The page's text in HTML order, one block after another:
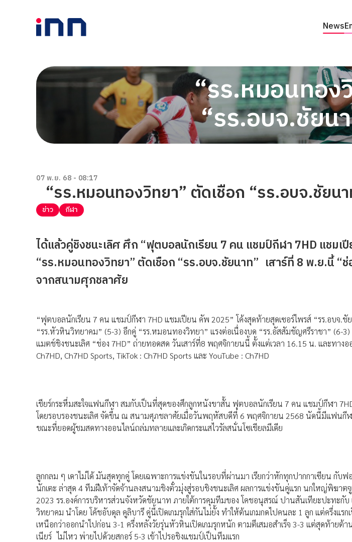
News
“รร.หมอนทอง
“รร.อบจ.ชัย
07 พ.ย. 68 - 08:17
“รร.หมอนทองวิทยา” ตัดเชือก “รร.อบจ.ชัย
ข่าว กีฬา
ได้แล้วคู่ชิงชนะเลิศ ศึก “ฟุตบอลนักเรียน 7 คน แชมป์กีฬา 7HD แชมเ
“รร.หมอนทองวิทยา” ตัดเชือก “รร.อบจ.ชัยนาท” เสาร์ที่ 8 พ.ย.นี้ “
จากสนามศุภชลาศัย
“ฟุตบอลนักเรียน 7 คน แชมป์กีฬา 7HD แชมเปียน คัพ 2025” โค้งสุดท้ายสุดเซอร์ไพรส์ “รร.อบจ.
“รร.หัวหินวิทยาคม” (5-3) อีกคู่ “รร.หมอนทองวิทยา” แรงต่อเนื่องบด “รร.อัสสัมชัญศรีราชา” (6-
แมตช์ชิงชนะเลิศ “ช่อง 7HD” ถ่ายทอดสด วันเสาร์ที่8 พฤศจิกายนนี้ ตั้งแต่เวลา 16.15 น. และทางอ
Ch7HD, Ch7HD Sports, TikTok : Ch7HD Sports และ YouTube : Ch7HD
เชียร์กระหึ่มสะใจแฟนกีฬา สมกับเป็นที่สุดของศึกลูกหนังขาสั้น ฟุตบอลนักเรียน 7 คน แชมป์กีฬา
โดยรอบรองชนะเลิศ จัดขึ้น ณ สนามศุภชลาศัยเมื่อวันพฤหัสบดีที่ 6 พฤศจิกายน 2568 นัดนี้มีแฟนกี
ขณะที่ยอดผู้ชมสดทางออนไลน์ถล่มทลายและเกิดกระแสไวรัลสนั่นโซเชียลมีเดีย
ลูกกลม ๆ เดาไม่ได้ มันสุดทุกคู่ โดยเฉพาะการแข่งขันในรอบที่ผ่านมา เรียกว่าหักทุกปากกาเซียน กับฟ
นักเตะ ล่าสุด 4 ทีมฝีเท้าจัดจ้านลงสนามชิงตั๋วมุ่งสู่รอบชิงชนะเลิศ ผลการแข่งขันคู่แรก นกใหญ่พิฆาต
2023 รร.องค์การบริหารส่วนจังหวัดชัยนาท ภายใต้การคุมทีมของ โคชอนุสรณ์ ปานสันเทียะปะทะกั
วิทยาคม นำโดย โค้ชอับดุล คูลิบารี คู่นี้เปิดเกมรุกใส่กันไม่ยั้ง ทำให้ต้นเกมกดไปคนละ 1 ลูก แต่ครึ่งแ
เหนือกว่าออกนำไปก่อน 3-1 ครึ่งหลังวัยรุ่นหัวหินเปิดเกมรุกหนัก ตามตีเสมอสำเร็จ 3-3 แต่สุดท้าย
เนียร์ ไม่ไหว พ่ายไปด้วยสกอร์ 5-3 เข้าไปรอชิงแชมป์เป็นทีมแรก